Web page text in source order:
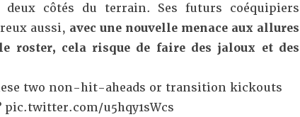
deux côtés du terrain. Ses futurs coéquipiers
aussi, avec une nouvelle menace aux allures
roster, cela risque de faire des jaloux et des
two non-hit-aheads or transition kickouts
pic.twitter.com/u5hqy1sWcs